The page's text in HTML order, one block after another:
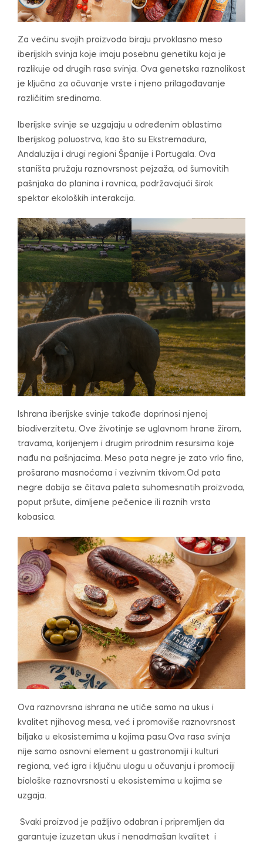
Za većinu svojih proizvoda biraju prvoklasno meso
iberijskih svinja koje imaju posebnu genetiku koja je
razlikuje od drugih rasa svinja. Ova genetska raznolikost
je ključna za očuvanje vrste i njeno prilagođavanje
različitim sredinama.
Iberijske svinje se uzgajaju u određenim oblastima
Iberijskog poluostrva, kao što su Ekstremadura,
Andaluzija i drugi regioni Španije i Portugala. Ova
staništa pružaju raznovrsnost pejzaža, od šumovitih
pašnjaka do planina i ravnica, podržavajući širok
spektar ekoloških interakcija.
Ishrana iberijske svinje takođe doprinosi njenoj
biodiverzitetu. Ove životinje se uglavnom hrane žirom,
travama, korijenjem i drugim prirodnim resursima koje
nađu na pašnjacima. Meso pata negre je zato vrlo fino,
prošarano masnoćama i vezivnim tkivom.Od pata
negre dobija se čitava paleta suhomesnatih proizvoda,
poput pršute, dimljene pečenice ili raznih vrsta
kobasica.
Ova raznovrsna ishrana ne utiče samo na ukus i
kvalitet njihovog mesa, već i promoviše raznovrsnost
biljaka u ekosistemima u kojima pasu.Ova rasa svinja
nije samo osnovni element u gastronomiji i kulturi
regiona, već igra i ključnu ulogu u očuvanju i promociji
biološke raznovrsnosti u ekosistemima u kojima se
uzgaja.
Svaki proizvod je pažljivo odabran i pripremljen da
garantuje izuzetan ukus i nenadmašan kvalitet i